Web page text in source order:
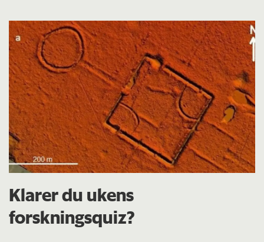
Klarer du ukens
forskningsquiz?